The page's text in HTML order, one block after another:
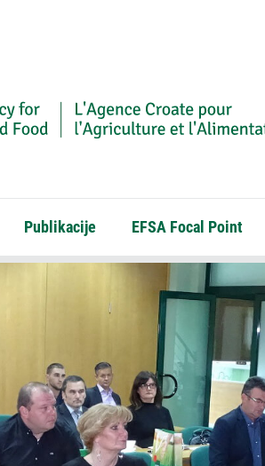
Publikacije EFSA Focal Point